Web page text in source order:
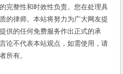
完整性和时效性负责。您在处理具
的律师。本站将努力为广大网友提
供的任何免费服务作出正式的承
论不代表本站观点，如需使用，请
所有。